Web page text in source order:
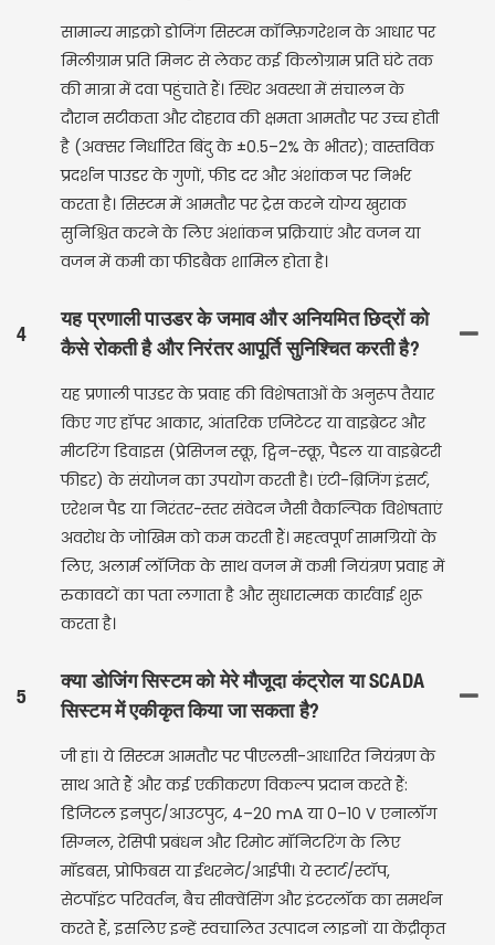
सामान्य माइक्रो डोजिंग सिस्टम कॉन्फ़िगरेशन के आधार पर
मिलीग्राम प्रति मिनट से लेकर कई किलोग्राम प्रति घंटे तक
की मात्रा में दवा पहुंचाते हैं। स्थिर अवस्था में संचालन के
दौरान सटीकता और दोहराव की क्षमता आमतौर पर उच्च होती
है (अक्सर निर्धारित बिंदु के ±0.5–2% के भीतर); वास्तविक
प्रदर्शन पाउडर के गुणों, फीड दर और अंशांकन पर निर्भर
करता है। सिस्टम में आमतौर पर ट्रेस करने योग्य खुराक
सुनिश्चित करने के लिए अंशांकन प्रक्रियाएं और वजन या
वजन में कमी का फीडबैक शामिल होता है।
4
यह प्रणाली पाउडर के जमाव और अनियमित छिद्रों को
कैसे रोकती है और निरंतर आपूर्ति सुनिश्चित करती है?
यह प्रणाली पाउडर के प्रवाह की विशेषताओं के अनुरूप तैयार
किए गए हॉपर आकार, आंतरिक एजिटेटर या वाइब्रेटर और
मीटरिंग डिवाइस (प्रेसिजन स्क्रू, ट्विन-स्क्रू, पैडल या वाइब्रेटरी
फीडर) के संयोजन का उपयोग करती है। एंटी-ब्रिजिंग इंसर्ट,
एरेशन पैड या निरंतर-स्तर संवेदन जैसी वैकल्पिक विशेषताएं
अवरोध के जोखिम को कम करती हैं। महत्वपूर्ण सामग्रियों के
लिए, अलार्म लॉजिक के साथ वजन में कमी नियंत्रण प्रवाह में
रुकावटों का पता लगाता है और सुधारात्मक कार्रवाई शुरू
करता है।
5
क्या डोजिंग सिस्टम को मेरे मौजूदा कंट्रोल या SCADA
सिस्टम में एकीकृत किया जा सकता है?
जी हां। ये सिस्टम आमतौर पर पीएलसी-आधारित नियंत्रण के
साथ आते हैं और कई एकीकरण विकल्प प्रदान करते हैं:
डिजिटल इनपुट/आउटपुट, 4–20 mA या 0–10 V एनालॉग
सिग्नल, रेसिपी प्रबंधन और रिमोट मॉनिटरिंग के लिए
मॉडबस, प्रोफिबस या ईथरनेट/आईपी। ये स्टार्ट/स्टॉप,
सेटपॉइंट परिवर्तन, बैच सीक्वेंसिंग और इंटरलॉक का समर्थन
करते हैं, इसलिए इन्हें स्वचालित उत्पादन लाइनों या केंद्रीकृत